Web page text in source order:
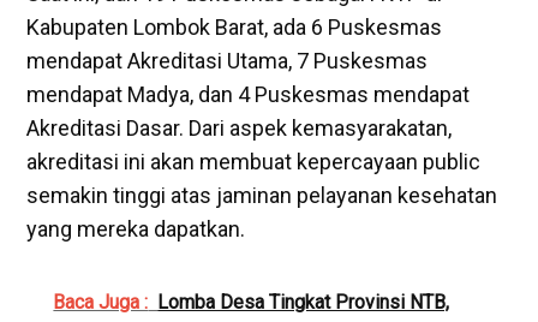
Kabupaten Lombok Barat, ada 6 Puskesmas
mendapat Akreditasi Utama, 7 Puskesmas
mendapat Madya, dan 4 Puskesmas mendapat
Akreditasi Dasar. Dari aspek kemasyarakatan,
akreditasi ini akan membuat kepercayaan public
semakin tinggi atas jaminan pelayanan kesehatan
yang mereka dapatkan.
Baca Juga : Lomba Desa Tingkat Provinsi NTB,